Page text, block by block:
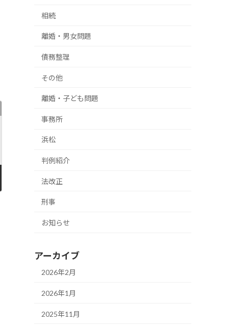
相続
離婚・男女問題
債務整理
その他
離婚・子ども問題
事務所
浜松
判例紹介
法改正
刑事
お知らせ
アーカイブ
2026年2月
2026年1月
2025年11月